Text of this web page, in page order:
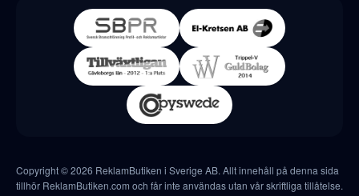
Copyright © 2026 ReklamButiken i Sverige AB. Allt innehåll på denna sida
tillhör ReklamButiken.com och får inte användas utan vår skriftliga tillåtelse.